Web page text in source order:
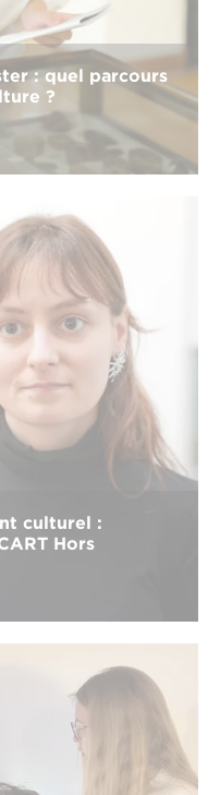
: quel parcours
?
culturel :
Hors